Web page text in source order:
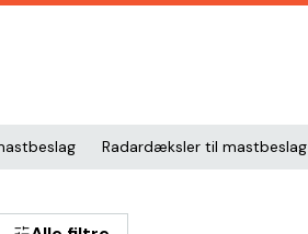
Radardæksler til mastbeslag